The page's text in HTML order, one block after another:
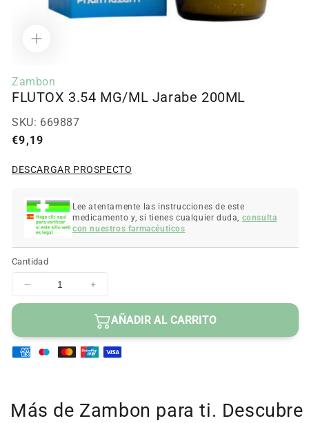
contenido
multimedia
1
modal
Zambon
FLUTOX 3.54 MG/ML Jarabe 200ML
SKU: 669887
Precio
€9,19
DESCARGAR PROSPECTO
Lee atentamente las instrucciones de este
medicamento y, si tienes cualquier duda, consulta
con nuestros farmacéuticos
Cantidad
Disminuir
cantidad
FLUTOX
3.54
MG/ML
Aumentar
cantidad
para
FLUTOX
3.54
MG/ML
AÑADIR AL CARRITO
Más de Zambon para ti. Descubre